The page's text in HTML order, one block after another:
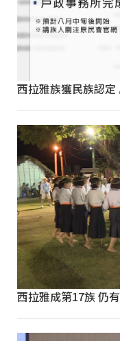
西拉雅族獲民族認
西拉雅成第17族 仍